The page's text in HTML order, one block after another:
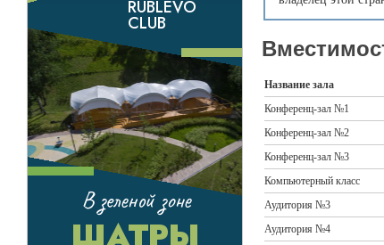
Название зала
Конференц-зал №1
Конференц-зал №2
Конференц-зал №3
Компьютерный класс
Аудитория №3
Аудитория №4